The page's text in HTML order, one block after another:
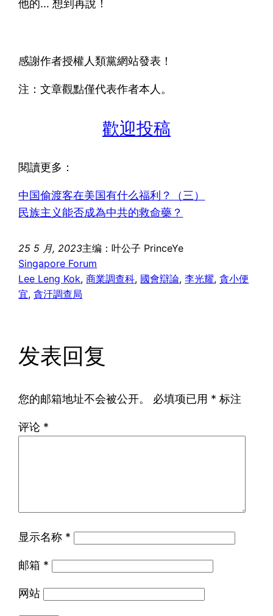
他的… 想到再說！
感謝作者授權人類黨網站發表！
注：文章觀點僅代表作者本人。
歡迎投稿
閱讀更多：
中国偷渡客在美国有什么福利？（三）
民族主义能否成為中共的救命藥？
25 5 月, 2023主编：叶公子 PrinceYe
Singapore Forum
Lee Leng Kok, 商業調查科, 國會辯論, 李光耀, 貪小便
宜, 貪汙調查局
发表回复
您的邮箱地址不会被公开。 必填项已用 * 标注
评论 *
显示名称 *
邮箱 *
网站